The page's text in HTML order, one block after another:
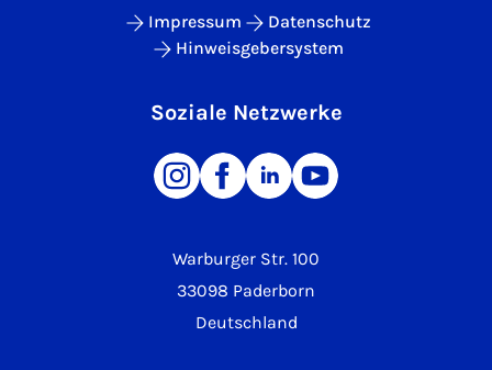
Warburger Str. 100
33098 Paderborn
Deutschland
Impressum
Datenschutz
Hinweisgebersystem
Soziale Netzwerke